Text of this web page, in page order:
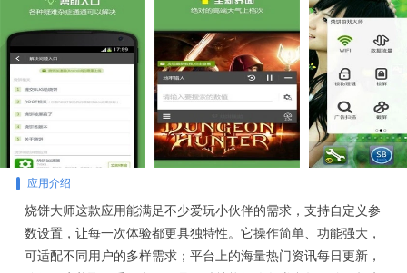
应用介绍
烧饼大师这款应用能满足不少爱玩小伙伴的需求，支持自定义参
数设置，让每一次体验都更具独特性。它操作简单、功能强大，
可适配不同用户的多样需求；平台上的海量热门资讯每日更新，